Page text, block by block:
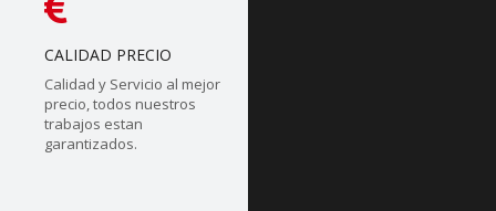
CALIDAD PRECIO
Calidad y Servicio al mejor
precio, todos nuestros
trabajos estan
garantizados.